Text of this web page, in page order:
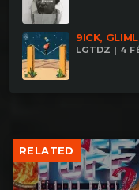
9ICK,
LGTDZ | 4
RELATED